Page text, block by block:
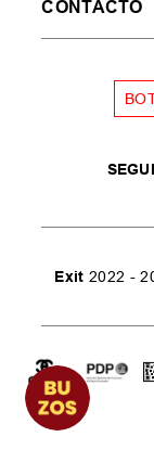
CONTACTO
Exit 2022 -